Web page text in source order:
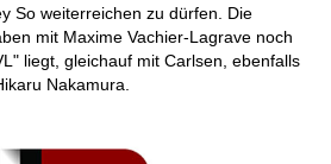
So weiterreichen zu dürfen. Die
mit Maxime Vachier-Lagrave noch
liegt, gleichauf mit Carlsen, ebenfalls
Nakamura.